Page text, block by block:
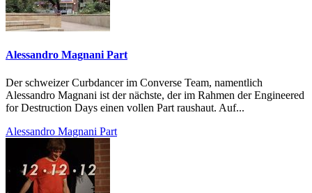
Alessandro Magnani Part
Der schweizer Curbdancer im Converse Team, namentlich
Alessandro Magnani ist der nächste, der im Rahmen der Engineered
for Destruction Days einen vollen Part raushaut. Auf...
Alessandro Magnani Part